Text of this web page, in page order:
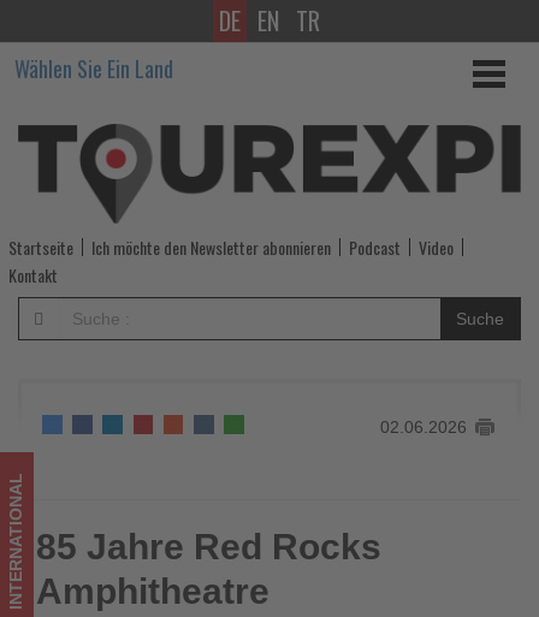
85
Jahre
Red
Rocks
Amphitheatre
-
Wissen,
im
Tourismus
los
ist!
DE EN TR
Wählen Sie Ein Land
Startseite Ich möchte den Newsletter abonnieren Podcast
Video
Kontakt
Suche
02.06.2026
85 Jahre Red Rocks Amphitheatre
INTERNATIONAL 85 Jahre Red Rocks
Amphitheatre